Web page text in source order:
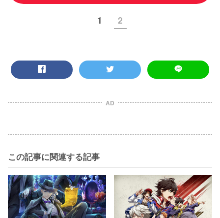
1 2
AD
この記事に関連する記事